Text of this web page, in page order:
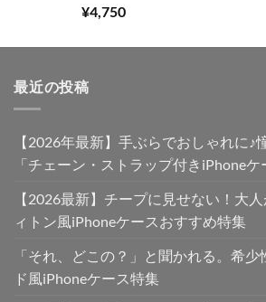
5段階中
5.00
¥4,750
最近の投稿
【2026年最新】手ぶらでおしゃれに♪
「チェーン・ストラップ付きiPhoneケ
【2026最新】チープに見せない！大
ィトン風iPhoneケースおすすめ特集
「それ、どこの？」と聞かれる。希
ド風iPhoneケース特集